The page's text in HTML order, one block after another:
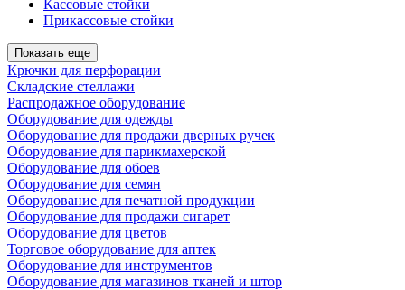
Кассовые стойки
Прикассовые стойки
Показать еще
Крючки для перфорации
Складские стеллажи
Распродажное оборудование
Оборудование для одежды
Оборудование для продажи дверных ручек
Оборудование для парикмахерской
Оборудование для обоев
Оборудование для семян
Оборудование для печатной продукции
Оборудование для продажи сигарет
Оборудование для цветов
Торговое оборудование для аптек
Оборудование для инструментов
Оборудование для магазинов тканей и штор